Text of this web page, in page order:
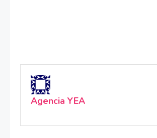
Agencia YEA